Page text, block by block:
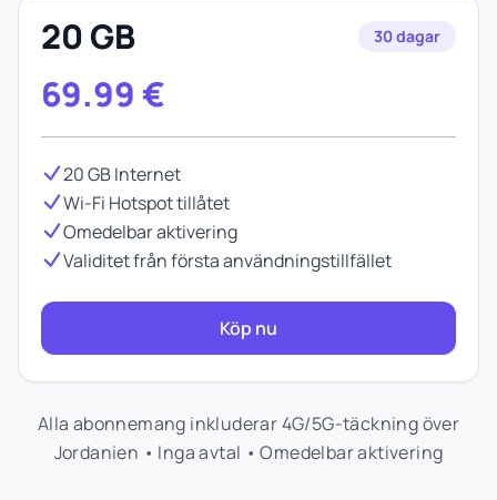
20 GB 30 dagar
69.99 €
20 GB Internet
Wi-Fi Hotspot tillåtet
Omedelbar aktivering
Validitet från första användningstillfället
Köp nu
Alla abonnemang inkluderar 4G/5G-täckning över
Jordanien • Inga avtal • Omedelbar aktivering